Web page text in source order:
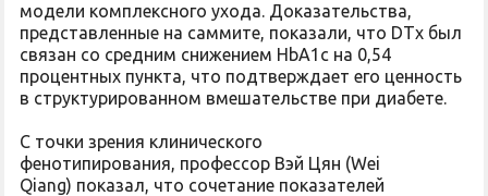
модели комплексного ухода. Доказательства,
представленные на саммите, показали, что DTx был
связан со средним снижением HbA1c на 0,54
процентных пункта, что подтверждает его ценность
в структурированном вмешательстве при диабете.
С точки зрения клинического
фенотипирования, профессор Вэй Цян (Wei
Qiang) показал, что сочетание показателей